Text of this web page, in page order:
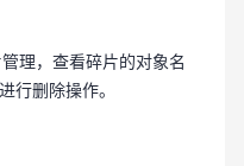
理，查看碎片的对象名
行删除操作。